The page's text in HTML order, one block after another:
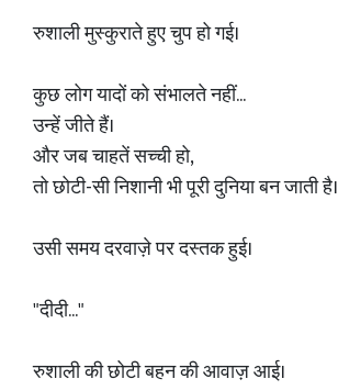
रुशाली मुस्कुराते हुए चुप हो गई।
कुछ लोग यादों को संभालते नहीं...
उन्हें जीते हैं।
और जब चाहतें सच्ची हो,
तो छोटी-सी निशानी भी पूरी दुनिया बन जाती है।
उसी समय दरवाज़े पर दस्तक हुई।
"दीदी..."
रुशाली की छोटी बहन की आवाज़ आई।